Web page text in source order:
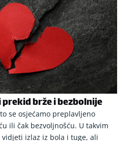
brže i bezbolnije
se osjećamo preplavljeno
ili čak bezvoljnošću. U takvim
izlaz iz bola i tuge, ali